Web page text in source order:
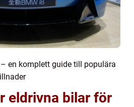
en komplett guide till populära
eldrivna bilar för